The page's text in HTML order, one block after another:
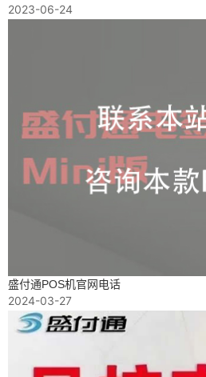
2023-06-24
盛付通POS机官网电话
2024-03-27